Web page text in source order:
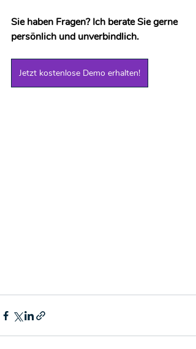
Sie haben Fragen? Ich berate Sie gerne
persönlich und unverbindlich.
Jetzt kostenlose Demo erhalten!